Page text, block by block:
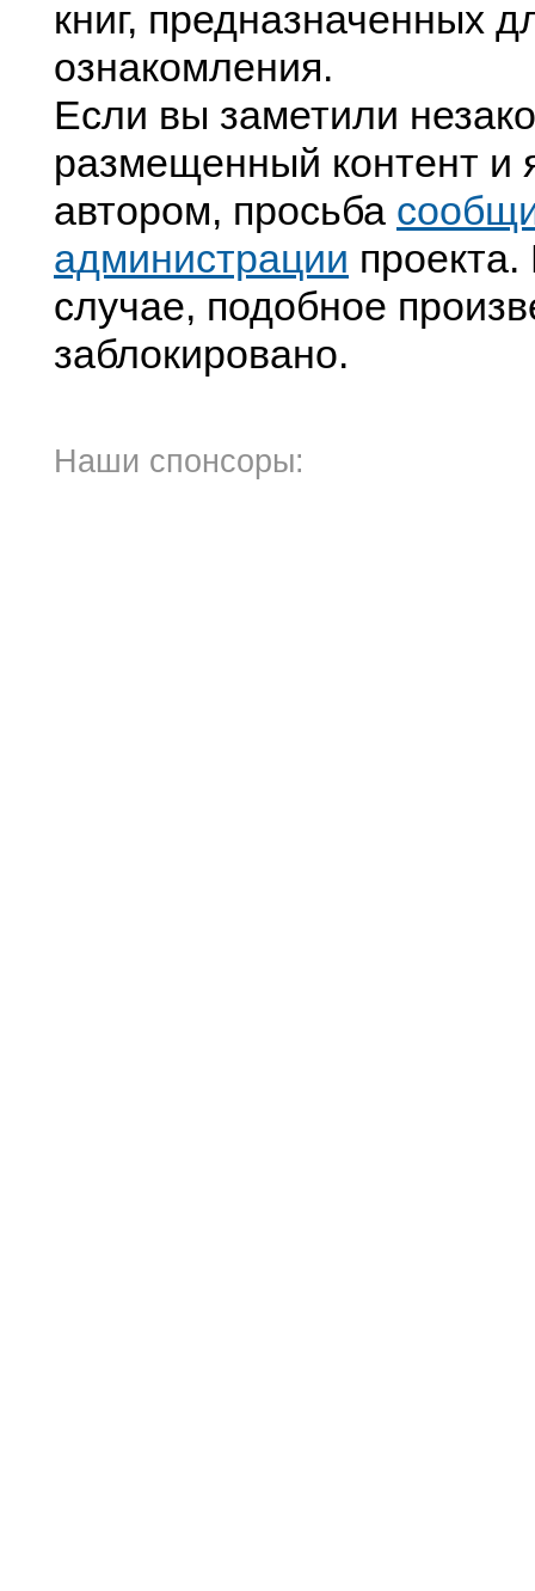
книг, предназначенных
ознакомления.
Если вы заметили
размещенный контент и
автором, просьба
администрации
случае, подобное
заблокировано.
Наши спонсоры: